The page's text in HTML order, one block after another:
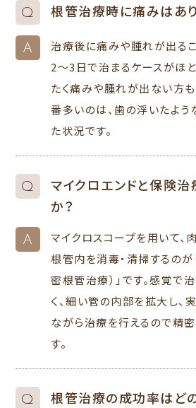
Q 根管治療時に痛みはあ
A
治療後に痛みや腫れが出るこ
2～3日で治まるケースがほ
たく痛みや腫れが出ない方も
番多いのは、歯の浮いたよう
た状況です。
Q
マイクロエンドと保険
か？
A
マイクロスコープを用いて、
根管内を消毒・清掃するのが
密根管治療）」です。感覚で
く、細い管の内部を拡大し、
ながら治療を行えるので精
す。
Q 根管治療の成功率はど